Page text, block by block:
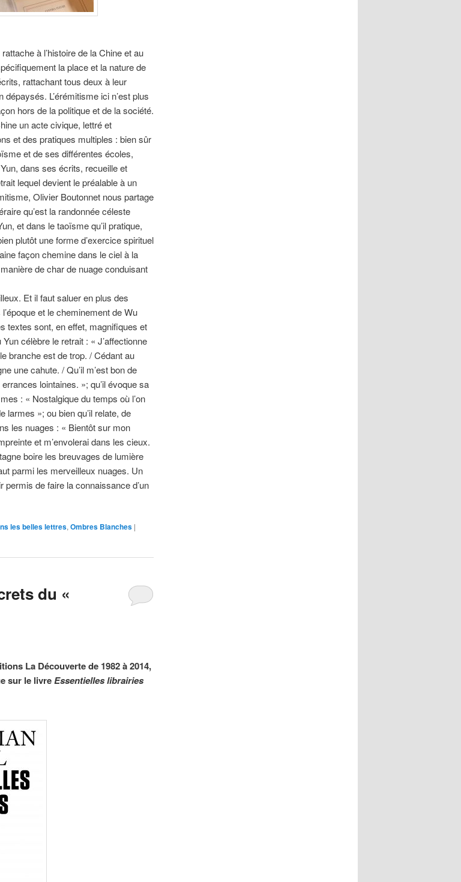
à l’histoire de la Chine et au
la place et la nature de
rattachant tous deux à leur
L’érémitisme ici n’est plus
hors de la politique et de la société.
un acte civique, lettré et
et des pratiques multiples : bien sûr
et de ses différentes écoles,
dans ses écrits, recueille et
lequel devient le préalable à un
Olivier Boutonnet nous partage
qu’est la randonnée céleste
et dans le taoïsme qu’il pratique,
plutôt une forme d’exercice spirituel
façon chemine dans le ciel à la
de char de nuage conduisant
Et il faut saluer en plus des
et le cheminement de Wu
textes sont, en effet, magnifiques et
célèbre le retrait : « J’affectionne
branche est de trop. / Cédant au
une cahute. / Qu’il m’est bon de
lointaines. »; qu’il évoque sa
: « Nostalgique du temps où l’on
larmes »; ou bien qu’il relate, de
les nuages : « Bientôt sur mon
et m’envolerai dans les cieux.
boire les breuvages de lumière
parmi les merveilleux nuages. Un
de faire la connaissance d’un
les belles lettres, Ombres Blanches |
du «
La Découverte de 1982 à 2014,
sur le livreEssentielles librairies